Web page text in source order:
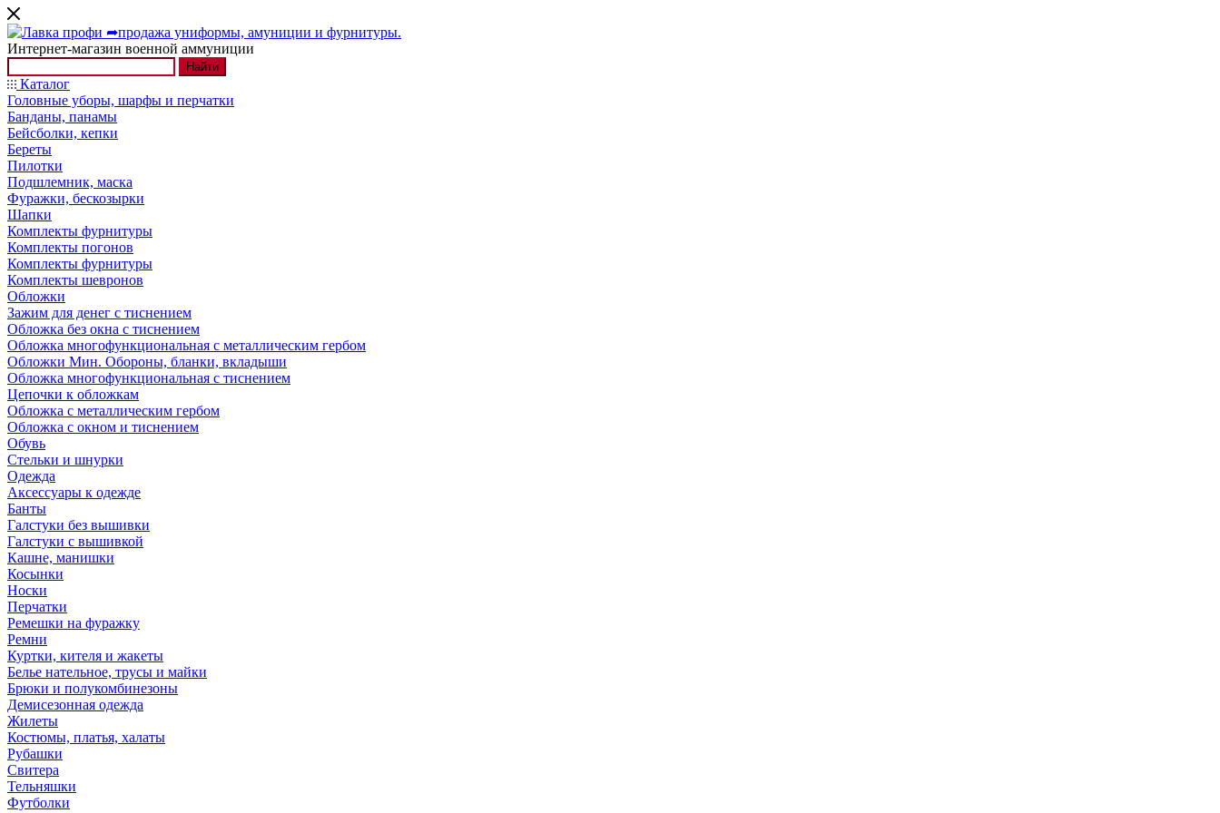
Интернет-магазин военной аммуниции
Найти
Каталог
Головные уборы, шарфы и перчатки
Банданы, панамы
Бейсболки, кепки
Береты
Пилотки
Подшлемник, маска
Фуражки, бескозырки
Шапки
Комплекты фурнитуры
Комплекты погонов
Комплекты фурнитуры
Комплекты шевронов
Обложки
Зажим для денег с тиснением
Обложка без окна с тиснением
Обложка многофункциональная с металлическим гербом
Обложки Мин. Обороны, бланки, вкладыши
Обложка многофункциональная с тиснением
Цепочки к обложкам
Обложка с металлическим гербом
Обложка с окном и тиснением
Обувь
Стельки и шнурки
Одежда
Аксессуары к одежде
Банты
Галстуки без вышивки
Галстуки с вышивкой
Кашне, манишки
Косынки
Носки
Перчатки
Ремешки на фуражку
Ремни
Куртки, кителя и жакеты
Белье нательное, трусы и майки
Брюки и полукомбинезоны
Демисезонная одежда
Жилеты
Костюмы, платья, халаты
Рубашки
Свитера
Тельняшки
Футболки